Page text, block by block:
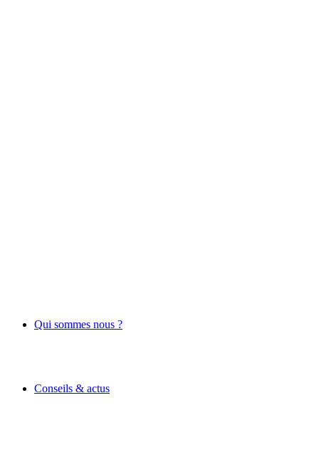
Qui sommes nous ?
Conseils & actus